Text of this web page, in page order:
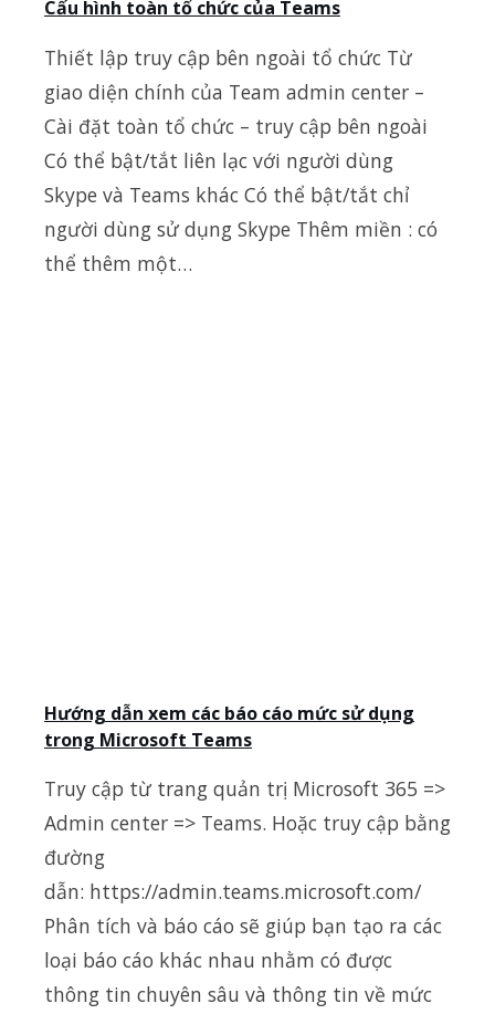
Cấu hình toàn tổ chức của Teams
Thiết lập truy cập bên ngoài tổ chức Từ
giao diện chính của Team admin center –
Cài đặt toàn tổ chức – truy cập bên ngoài
Có thể bật/tắt liên lạc với người dùng
Skype và Teams khác Có thể bật/tắt chỉ
người dùng sử dụng Skype Thêm miền : có
thể thêm một…
Hướng dẫn xem các báo cáo mức sử dụng
trong Microsoft Teams
Truy cập từ trang quản trị Microsoft 365 =>
Admin center => Teams. Hoặc truy cập bằng
đường
dẫn: https://admin.teams.microsoft.com/
Phân tích và báo cáo sẽ giúp bạn tạo ra các
loại báo cáo khác nhau nhằm có được
thông tin chuyên sâu và thông tin về mức